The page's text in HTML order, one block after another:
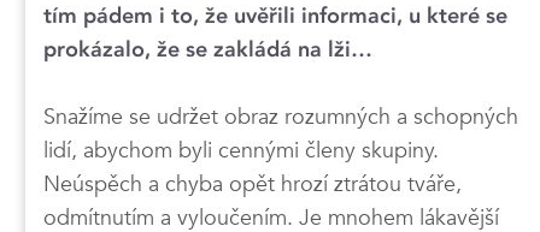
tím pádem i to, že uvěřili informaci, u které se
prokázalo, že se zakládá na lži…
Snažíme se udržet obraz rozumných a schopných
lidí, abychom byli cennými členy skupiny.
Neúspěch a chyba opět hrozí ztrátou tváře,
odmítnutím a vyloučením. Je mnohem lákavější